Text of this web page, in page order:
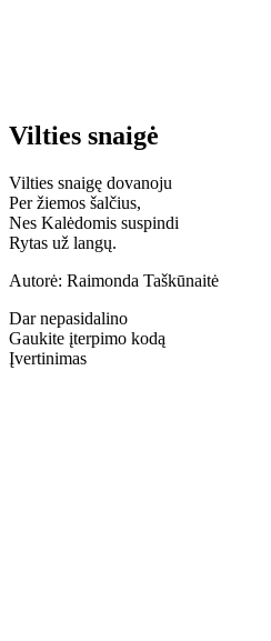
Vilties snaigė
Vilties snaigę dovanoju
Per žiemos šalčius,
Nes Kalėdomis suspindi
Rytas už langų.
Autorė: Raimonda Taškūnaitė
Dar nepasidalino
Gaukite įterpimo kodą
Įvertinimas